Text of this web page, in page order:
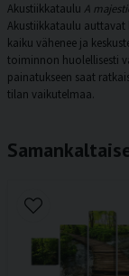
Akustiikkataulu A
Akustiikkataulu
kaiku vähenee ja
toiminnon huolellisesti
painatukseen saat
tilan vaikutelmaa.